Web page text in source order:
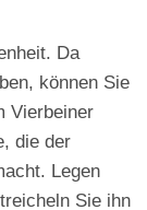
Da
können Sie
Vierbeiner
die der
Legen
Sie ihn